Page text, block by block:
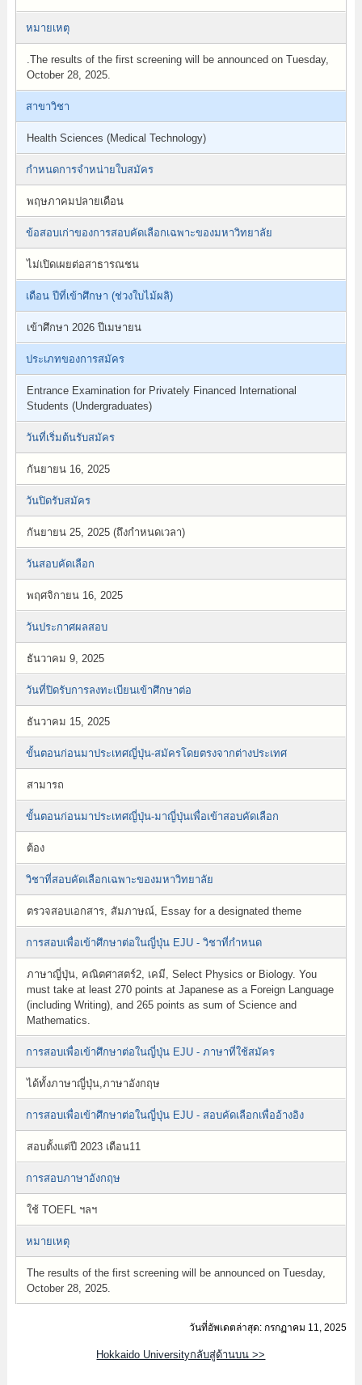
หมายเหตุ
.The results of the first screening will be announced on Tuesday,
October 28, 2025.
สาขาวิชา
Health Sciences (Medical Technology)
กำหนดการจำหน่ายใบสมัคร
พฤษภาคมปลายเดือน
ข้อสอบเก่าของการสอบคัดเลือกเฉพาะของมหาวิทยาลัย
ไม่เปิดเผยต่อสาธารณชน
เดือน ปีที่เข้าศึกษา (ช่วงใบไม้ผลิ)
เข้าศึกษา 2026 ปีเมษายน
ประเภทของการสมัคร
Entrance Examination for Privately Financed International
Students (Undergraduates)
วันที่เริ่มต้นรับสมัคร
กันยายน 16, 2025
วันปิดรับสมัคร
กันยายน 25, 2025 (ถึงกำหนดเวลา)
วันสอบคัดเลือก
พฤศจิกายน 16, 2025
วันประกาศผลสอบ
ธันวาคม 9, 2025
วันที่ปิดรับการลงทะเบียนเข้าศึกษาต่อ
ธันวาคม 15, 2025
ขั้นตอนก่อนมาประเทศญี่ปุ่น-สมัครโดยตรงจากต่างประเทศ
สามารถ
ขั้นตอนก่อนมาประเทศญี่ปุ่น-มาญี่ปุ่นเพื่อเข้าสอบคัดเลือก
ต้อง
วิชาที่สอบคัดเลือกเฉพาะของมหาวิทยาลัย
ตรวจสอบเอกสาร, สัมภาษณ์, Essay for a designated theme
การสอบเพื่อเข้าศึกษาต่อในญี่ปุ่น EJU - วิชาที่กำหนด
ภาษาญี่ปุ่น, คณิตศาสตร์2, เคมี, Select Physics or Biology. You
must take at least 270 points at Japanese as a Foreign Language
(including Writing), and 265 points as sum of Science and
Mathematics.
การสอบเพื่อเข้าศึกษาต่อในญี่ปุ่น EJU - ภาษาที่ใช้สมัคร
ได้ทั้งภาษาญี่ปุ่น,ภาษาอังกฤษ
การสอบเพื่อเข้าศึกษาต่อในญี่ปุ่น EJU - สอบคัดเลือกเพื่ออ้างอิง
สอบตั้งแต่ปี 2023 เดือน11
การสอบภาษาอังกฤษ
ใช้ TOEFL ฯลฯ
หมายเหตุ
The results of the first screening will be announced on Tuesday,
October 28, 2025.
วันที่อัพเดตล่าสุด: กรกฏาคม 11, 2025
Hokkaido Universityกลับสู่ด้านบน >>